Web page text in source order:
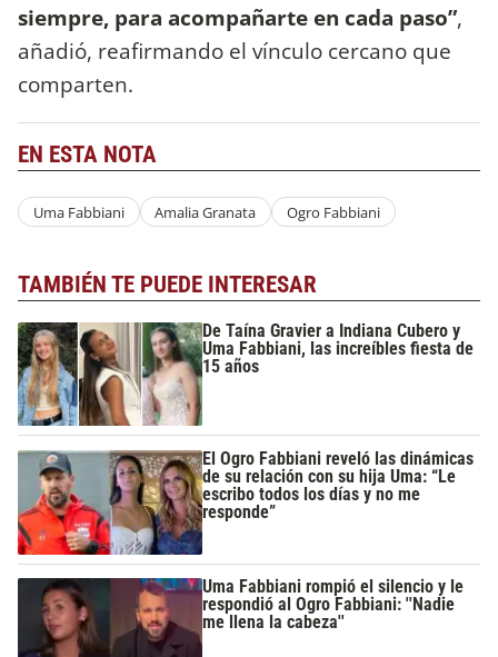
siempre, para acompañarte en cada paso”,
añadió, reafirmando el vínculo cercano que
comparten.
EN ESTA NOTA
Uma Fabbiani Amalia Granata Ogro Fabbiani
TAMBIÉN TE PUEDE INTERESAR
De Taína Gravier a Indiana Cubero y
Uma Fabbiani, las increíbles fiesta de
15 años
El Ogro Fabbiani reveló las dinámicas
de su relación con su hija Uma: “Le
escribo todos los días y no me
responde”
Uma Fabbiani rompió el silencio y le
respondió al Ogro Fabbiani: ''Nadie
me llena la cabeza''